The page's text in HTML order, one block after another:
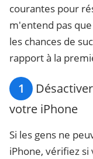
courantes pour
m'entend pas
les chances de
rapport à la
1
votre iPhone
Si les gens ne
iPhone, vérifiez si